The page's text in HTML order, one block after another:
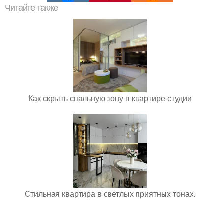
Читайте также
Как скрыть спальную зону в квартире-студии
Стильная квартира в светлых приятных тонах.